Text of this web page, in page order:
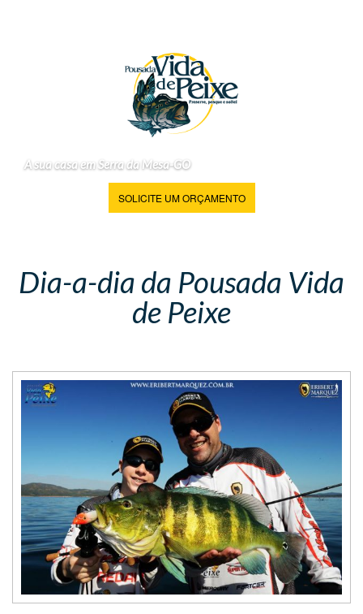
A sua casa em Serra da Mesa-GO
SOLICITE UM ORÇAMENTO
Dia-a-dia da Pousada Vida
de Peixe